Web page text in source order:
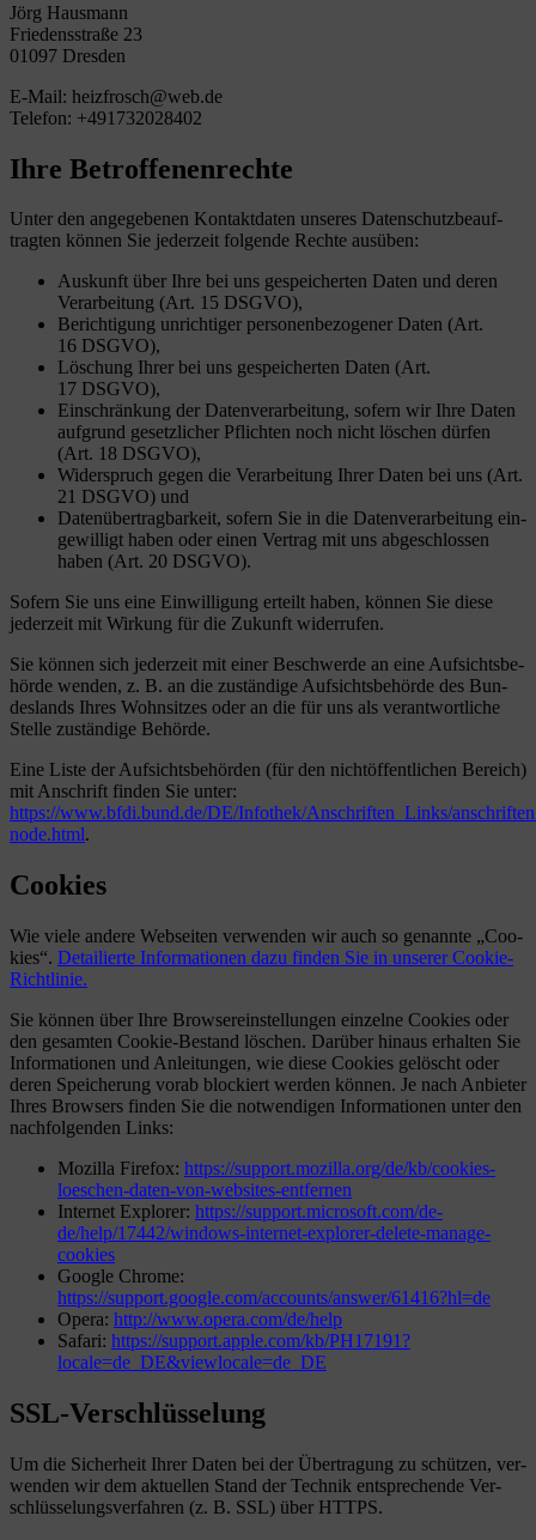
Jörg Haus­mann
Frie­dens­straße 23
01097 Dresden
E‑Mail: heizfrosch@web.de
Tele­fon: +491732028402
Ihre Betroffenenrechte
Unter den ange­ge­be­nen Kon­takt­da­ten unse­res Daten­schutz­be­auf­
trag­ten kön­nen Sie jeder­zeit fol­gende Rechte ausüben:
Aus­kunft über Ihre bei uns gespei­cher­ten Daten und deren
Ver­ar­bei­tung (Art. 15 DSGVO),
Berich­ti­gung unrich­ti­ger per­so­nen­be­zo­ge­ner Daten (Art.
16 DSGVO),
Löschung Ihrer bei uns gespei­cher­ten Daten (Art.
17 DSGVO),
Ein­schrän­kung der Daten­ver­ar­bei­tung, sofern wir Ihre Daten
auf­grund gesetz­li­cher Pflich­ten noch nicht löschen dür­fen
(Art. 18 DSGVO),
Wider­spruch gegen die Ver­ar­bei­tung Ihrer Daten bei uns (Art.
21 DSGVO) und
Daten­über­trag­bar­keit, sofern Sie in die Daten­ver­ar­bei­tung ein­
ge­wil­ligt haben oder einen Ver­trag mit uns abge­schlos­sen
haben (Art. 20 DSGVO).
Sofern Sie uns eine Ein­wil­li­gung erteilt haben, kön­nen Sie diese
jeder­zeit mit Wir­kung für die Zukunft widerrufen.
Sie kön­nen sich jeder­zeit mit einer Beschwerde an eine Auf­sichts­be­
hörde wen­den, z. B. an die zustän­dige Auf­sichts­be­hörde des Bun­
des­lands Ihres Wohn­sit­zes oder an die für uns als ver­ant­wort­li­che
Stelle zustän­dige Behörde.
Eine Liste der Auf­sichts­be­hör­den (für den nicht­öf­fent­li­chen Bereich)
mit Anschrift fin­den Sie unter:
https://www.bfdi.bund.de/DE/Infothek/Anschriften_Links/
node.html.
Cookies
Wie viele andere Web­sei­ten ver­wen­den wir auch so genannte „Coo­
kies“. Detail­ierte Infor­ma­tio­nen dazu fin­den Sie in unse­rer Cookie-
Richtlinie.
Sie kön­nen über Ihre Brow­ser­ein­stel­lun­gen ein­zelne Coo­kies oder
den gesam­ten Coo­kie-Bestand löschen. Dar­über hin­aus erhal­ten Sie
Infor­ma­tio­nen und Anlei­tun­gen, wie diese Coo­kies gelöscht oder
deren Spei­che­rung vorab blo­ckiert wer­den kön­nen. Je nach Anbie­ter
Ihres Brow­sers fin­den Sie die not­wen­di­gen Infor­ma­tio­nen unter den
nach­fol­gen­den Links:
Mozilla Fire­fox: https://support.mozilla.org/de/kb/cookies-
loeschen-daten-von-websites-entfernen
Inter­net Explo­rer: https://support.microsoft.com/de-
de/help/17442/windows-internet-explorer-delete-manage-
cookies
Google Chrome:
https://support.google.com/accounts/answer/61416?hl=de
Opera: http://www.opera.com/de/help
Safari: https://support.apple.com/kb/PH17191?
locale=de_DE&viewlocale=de_DE
SSL-Verschlüsselung
Um die Sicher­heit Ihrer Daten bei der Über­tra­gung zu schüt­zen, ver­
wen­den wir dem aktu­el­len Stand der Tech­nik ent­spre­chende Ver­
schlüs­se­lungs­ver­fah­ren (z. B. SSL) über HTTPS.